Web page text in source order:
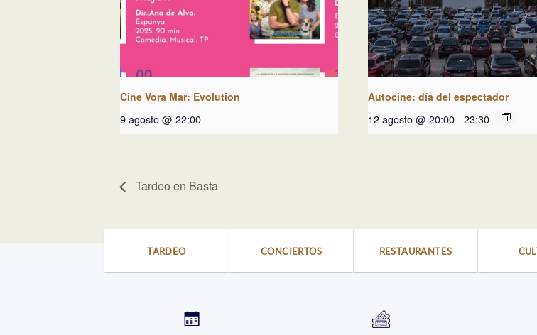
Cine Vora Mar: Evolution
9 agosto @ 22:00
Autocine: día del espectador
12 agosto @ 20:00 - 23:30
Tardeo en Basta
TARDEO CONCIERTOS RESTAURANTES